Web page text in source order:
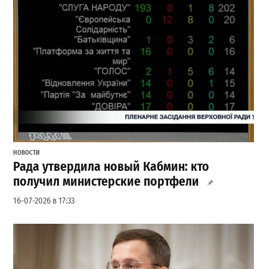
НОВОСТИ
Рада утвердила новый Кабмин: кто
получил министерские портфели
16-07-2026 в 17:33